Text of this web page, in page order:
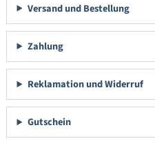
Versand und Bestellung
Zahlung
Reklamation und Widerruf
Gutschein